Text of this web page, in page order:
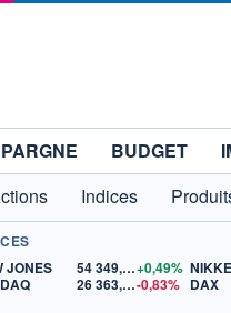
BUDGET
Indices
JONES
54 349,12+0,49%
26 363,44-0,83% DAX